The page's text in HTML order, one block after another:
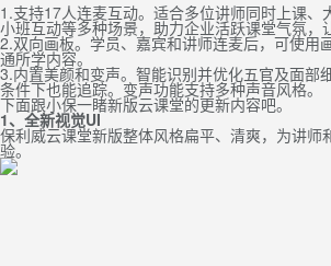
1.支持17人连麦互动。适合多位讲师同时上课、
小班互动等多种场景，助力企业活跃课堂气氛，
2.双向画板。学员、嘉宾和讲师连麦后，可使用
通所学内容。
3.内置美颜和变声。智能识别并优化五官及面部
条件下也能追踪。变声功能支持多种声音风格。
下面跟小保一睹新版云课堂的更新内容吧。
1、全新视觉UI
保利威云课堂新版整体风格扁平、清爽，为讲师
验。